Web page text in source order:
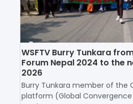
WSFTV Burry Tunkara
Forum Nepal 2024 to the
2026
Burry Tunkara member of the
platform (Global